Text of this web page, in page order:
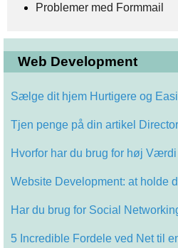
Problemer med Formmail
Web Development
Sælge dit hjem Hurtigere og
Tjen penge på din artikel
Hvorfor har du brug for høj
Website Development: at holde
Har du brug for Social
5 Incredible Fordele ved Net til